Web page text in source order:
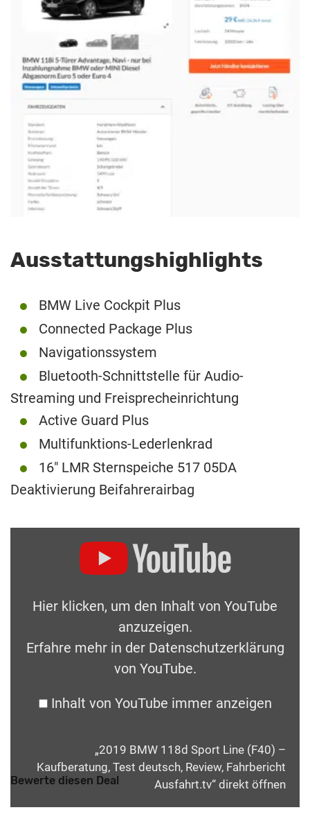
Ausstattungshighlights
BMW Live Cockpit Plus
Connected Package Plus
Navigationssystem
Bluetooth-Schnittstelle für Audio-
Streaming und Freisprecheinrichtung
Active Guard Plus
Multifunktions-Lederlenkrad
16″ LMR Sternspeiche 517 05DA
Deaktivierung Beifahrerairbag
Hier klicken, um den Inhalt von YouTube
anzuzeigen.
Erfahre mehr in der Datenschutzerklärung
von YouTube.
Inhalt von YouTube immer anzeigen
„2019 BMW 118d Sport Line (F40) –
Kaufberatung, Test deutsch, Review, Fahrbericht
Ausfahrt.tv“ direkt öffnen
Bewerte diesen Deal